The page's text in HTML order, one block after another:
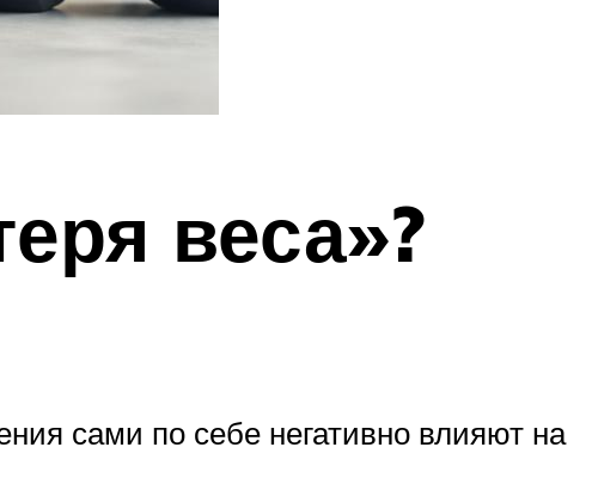
веса»?
сами по себе негативно влияют на